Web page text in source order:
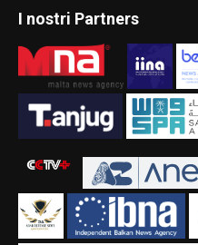
I nostri Partners